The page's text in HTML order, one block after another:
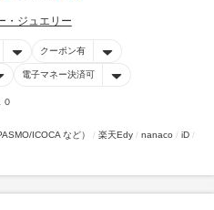
・ジュエリー
クーポン有
電子マネー決済可
ICOCA など） 楽天Edy nanaco
iD